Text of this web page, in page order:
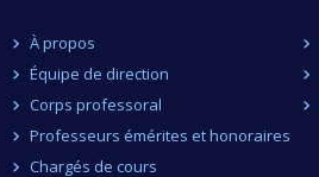
À propos
Équipe de direction
Corps professoral
Professeurs émérites et honoraires
Chargés de cours